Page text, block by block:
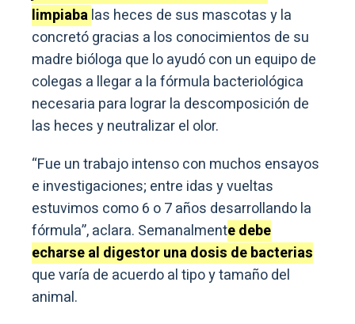
limpiabalas heces de sus mascotas y la
concretó gracias a los conocimientos de su
madre bióloga que lo ayudó con un equipo de
colegas a llegar a la fórmula bacteriológica
necesaria para lograr la descomposición de
las heces y neutralizar el olor.
“Fue un trabajo intenso con muchos ensayos
e investigaciones; entre idas y vueltas
estuvimos como 6 o 7 años desarrollando la
fórmula”, aclara. Semanalmente debe
echarse al digestor una dosis de bacterias
que varía de acuerdo al tipo y tamaño del
animal.